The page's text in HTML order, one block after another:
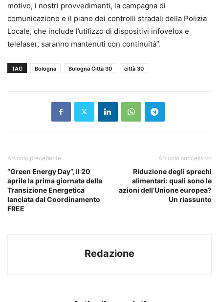
motivo, i nostri provvedimenti, la campagna di
comunicazione e il piano dei controlli stradali della Polizia
Locale, che include l’utilizzo di dispositivi infovelox e
telelaser, saranno mantenuti con continuità”.
TAG Bologna Bologna Città 30 città 30
Articolo precedente
“Green Energy Day”, il 20
aprile la prima giornata della
Transizione Energetica
lanciata dal Coordinamento
FREE
Articolo successivo
Riduzione degli sprechi
alimentari: quali sono le
azioni dell’Unione europea?
Un riassunto
Redazione